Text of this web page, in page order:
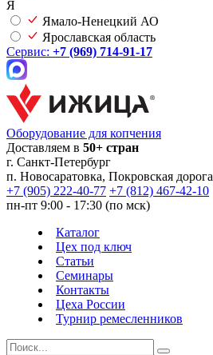
Я
Ямало-Ненецкий АО
Ярославская область
Сервис: +7 (969) 714-91-17
Оборудование для копчения
Доставляем в 50+ стран
г. Санкт-Петербург
п. Новосаратовка, Покровская дорога
+7 (905) 222-40-77 +7 (812) 467-42-10
пн-пт 9:00 - 17:30 (по мск)
Каталог
Цех под ключ
Статьи
Семинары
Контакты
Цеха России
Турнир ремесленников